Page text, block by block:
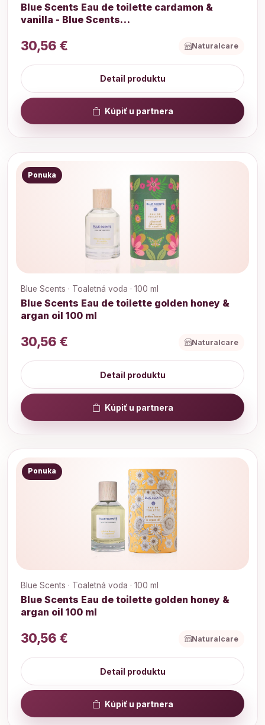
Blue Scents Eau de toilette cardamon &
vanilla - Blue Scents…
30,56 € Naturalcare
Detail produktu
Kúpiť u partnera
Ponuka
Blue Scents · Toaletná voda · 100 ml
Blue Scents Eau de toilette golden honey &
argan oil 100 ml
30,56 € Naturalcare
Detail produktu
Kúpiť u partnera
Ponuka
Blue Scents · Toaletná voda · 100 ml
Blue Scents Eau de toilette golden honey &
argan oil 100 ml
30,56 € Naturalcare
Detail produktu
Kúpiť u partnera